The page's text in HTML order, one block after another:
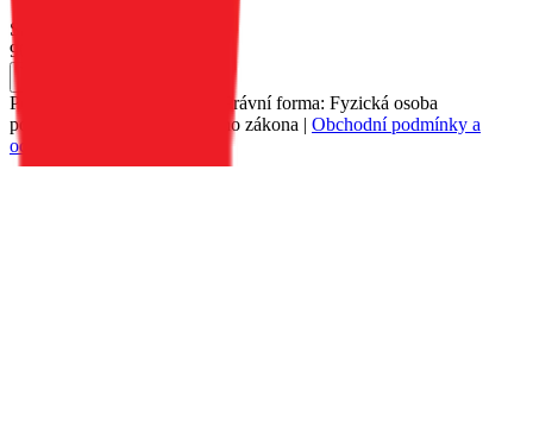
Skladem 1 ks
90 Kč
Petr Matyáš, IČ: 00705331, Právní forma: Fyzická osoba
podnikající dle živnostenského zákona | Obchodní podmínky a
ochrana osobních údajů